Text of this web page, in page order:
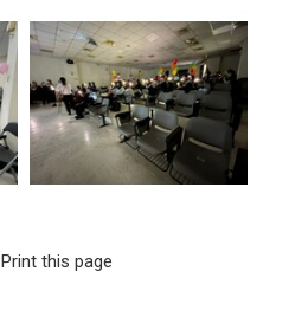
Print this page